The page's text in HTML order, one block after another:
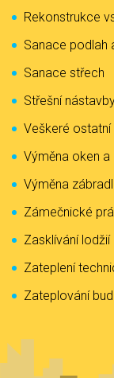
Rekonstrukce
Sanace podlah
Sanace střech
Střešní
Veškeré
Výměna oken a
Výměna
Zámečnické
Zasklívání lodžií
Zateplení
Zateplování